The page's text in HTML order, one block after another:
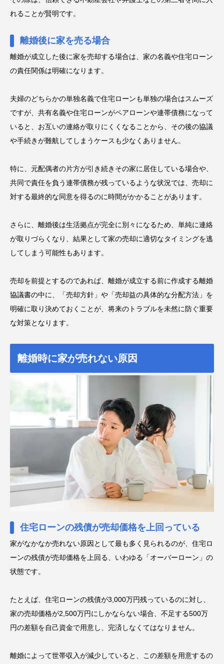
れることが賢明です。
離婚後に家を売る場合
離婚が成立した後に家を売却する場合は、家の名義や住宅ローン
の責任関係は明確になります。
夫婦のどちらかの単独名義で住宅ローンも単独の場合はスムーズ
ですが、共有名義や住宅ローンがペアローンや連帯債務になって
いると、お互いの連絡が取りにくくなることから、その後の協議
や手続きが難航してしまうケースも少なくありません。
特に、元配偶者の片方が引き続きその家に居住している場合や、
共同で責任を負う連帯債務が残っているような状況では、売却に
対する最終的な同意を得るのに時間がかかることがあります。
さらに、離婚後は生活拠点が完全に別々になるため、単純に連絡
が取りづらくなり、結果として家の売却に適切なタイミングを逃
してしまう可能性もあります。
売却を前提とするのであれば、離婚が成立する前に作成する離婚
協議書の中に、「売却方針」や「売却益の具体的な分配方法」を
明確に取り決めておくことが、将来のトラブルを未然に防ぐ重要
な対策となります。
離婚時に家が売れない原因
住宅ローンの残債が売却価格を上回っている
家がなかなか売れない原因として最も多く見られるのが、住宅ロ
ーンの残債が売却価格を上回る、いわゆる「オーバーローン」の
状態です。
たとえば、住宅ローンの残債が3,000万円残っているのに対し、
家の売却価格が2,500万円にしかならない場合、不足する500万
円の差額を自己資金で用意し、完済しなくてはなりません。
離婚によって世帯収入が減少していると、この差額を用意するの